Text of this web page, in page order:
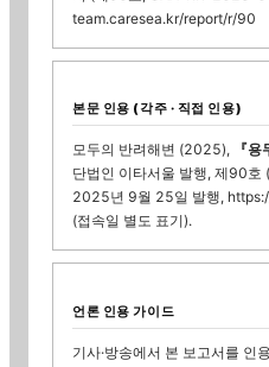
team.caresea.kr/report/r/90
본문 인용 (각주 · 직접 인용)
모두의 반려해변 (2025), 『용
단법인 이타서울 발행, 제90호
2025년 9월 25일 발행,
(접속일 별도 표기).
언론 인용 가이드
기사·방송에서 본 보고서를 인